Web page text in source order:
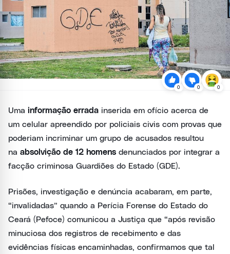
0 0 0
Uma informação errada inserida em ofício acerca de
um celular apreendido por policiais civis com provas que
poderiam incriminar um grupo de acusados resultou
na absolvição de 12 homens denunciados por integrar a
facção criminosa Guardiões do Estado (GDE).
Prisões, investigação e denúncia acabaram, em parte,
“invalidadas” quando a Perícia Forense do Estado do
Ceará (Pefoce) comunicou a Justiça que “após revisão
minuciosa dos registros de recebimento e das
evidências físicas encaminhadas, confirmamos que tal